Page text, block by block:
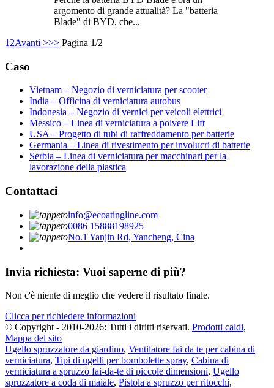
argomento di grande attualità? La "batteria
Blade" di BYD, che...
1 2Avanti >>> Pagina 1/2
Caso
Vietnam – Negozio di verniciatura per scooter
India – Officina di verniciatura autobus
Indonesia – Negozio di vernici per veicoli elettrici
Messico – Linea di verniciatura a polvere Lift
USA – Progetto di tubi di raffreddamento per batterie
Germania – Linea di rivestimento per involucri di batterie
Serbia – Linea di verniciatura per macchinari per la
lavorazione della plastica
Contattaci
info@ecoatingline.com
0086 15888198925
No.1 Yanjin Rd, Yancheng, Cina
Invia richiesta: Vuoi saperne di più?
Non c'è niente di meglio che vedere il risultato finale.
Clicca per richiedere informazioni
© Copyright - 2010-2026: Tutti i diritti riservati. Prodotti caldi,
Mappa del sito
Ugello spruzzatore da giardino, Ventilatore fai da te per cabina di
verniciatura, Tipi di ugelli per bombolette spray, Cabina di
verniciatura a spruzzo fai-da-te di piccole dimensioni, Ugello
spruzzatore a coda di maiale, Pistola a spruzzo per ritocchi,